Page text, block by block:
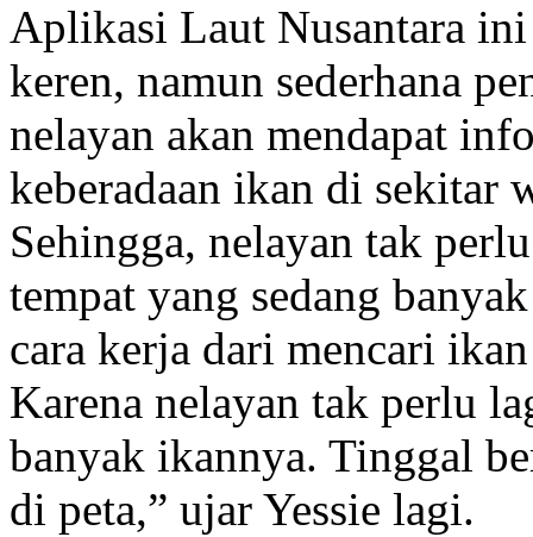
Aplikasi Laut Nusantara
keren, namun sederhana
nelayan akan mendapat
keberadaan ikan di sekitar
Sehingga, nelayan tak
tempat yang sedang
cara kerja dari mencari
Karena nelayan tak perlu
banyak ikannya. Tinggal
di peta,” ujar Yessie lagi.